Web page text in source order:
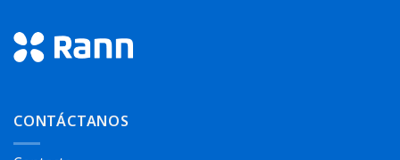
CONTÁCTANOS